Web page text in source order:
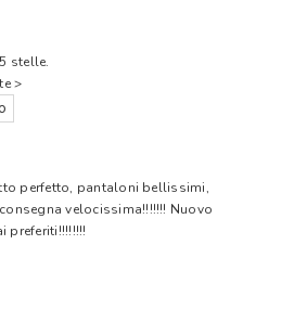
stelle.
>
perfetto, pantaloni bellissimi,
velocissima!!!!!!! Nuovo
preferiti!!!!!!!!